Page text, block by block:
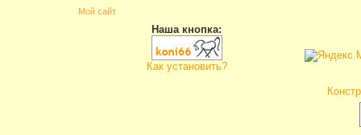
Мой сайт
Наша кнопка:
Как установить?